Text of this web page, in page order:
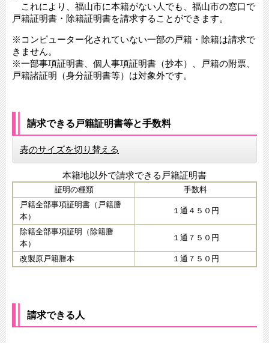
これにより、福山市に本籍がない人でも、福山市の窓口で
戸籍証明書・除籍証明書を請求することができます。
※コンピューター化されていない一部の戸籍・除籍は請求で
きません。
※一部事項証明書、個人事項証明書（抄本）、戸籍の附票、
戸籍諸証明（身分証明書等）は対象外です。
請求できる戸籍証明書等と手数料
表のサイズを切り替える
本籍地以外で請求できる戸籍証明書
証明の種類
手数料
戸籍全部事項証明書（戸籍謄
本）
１通４５０円
除籍全部事項証明（除籍謄
本）
１通７５０円
改製原戸籍謄本 １通７５０円
請求できる人